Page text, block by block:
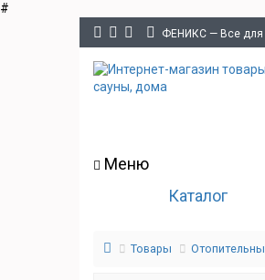
#
ФЕНИКС — Все для
Меню
Каталог
Товары